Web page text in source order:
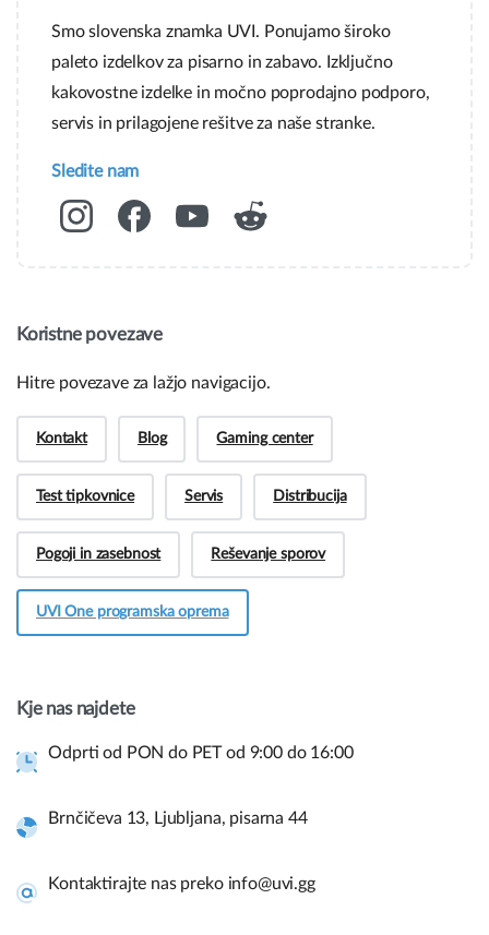
Smo slovenska znamka UVI. Ponujamo široko
paleto izdelkov za pisarno in zabavo. Izključno
kakovostne izdelke in močno poprodajno podporo,
servis in prilagojene rešitve za naše stranke.
Sledite nam
Koristne povezave
Hitre povezave za lažjo navigacijo.
Kontakt Blog Gaming center
Test tipkovnice Servis Distribucija
Pogoji in zasebnost Reševanje sporov
UVI One programska oprema
Kje nas najdete
Odprti od PON do PET od 9:00 do 16:00
Brnčičeva 13, Ljubljana, pisarna 44
Kontaktirajte nas preko info@uvi.gg
Hej! Imate vprašanja pred nakupom?
Kontaktirajte nas
strani in takojšnje informacije.